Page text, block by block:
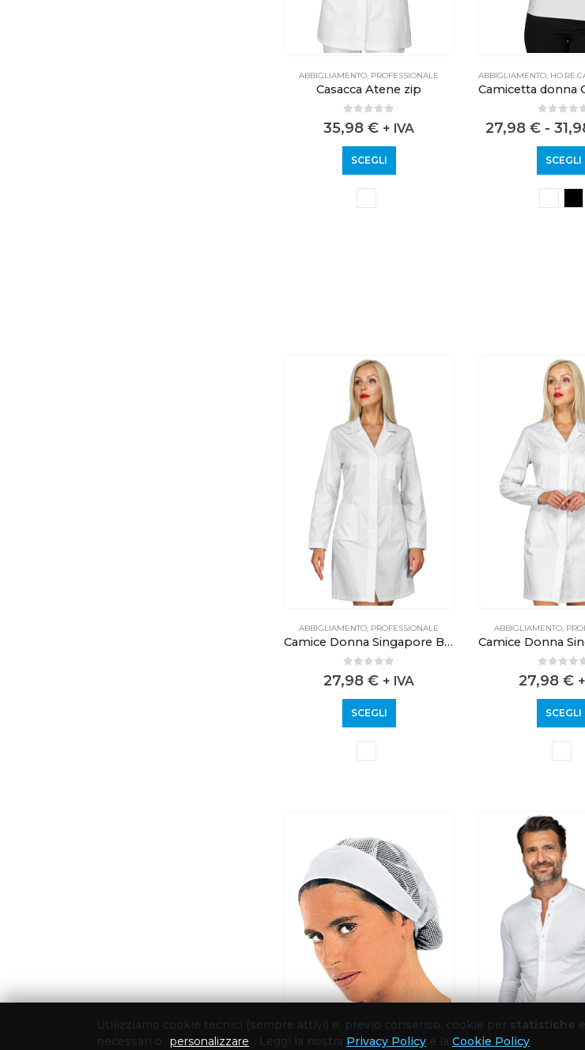
ABBIGLIAMENTO PROFESSIONALE
Casacca Atene zip
0out of 5
35,98€ + IVA
SCEGLI
ABBIGLIAMENTO,
0 out
27,98€ -
SCEGLI
ABBIGLIAMENTO PROFESSIONALE
Camice Donna Singapore Bianco Senza elastico ai polsi
0out of 5
27,98€ + IVA
SCEGLI
ABBIGLIAMENTO,
0out
27,98 €
SCEGLI
Utilizziamo cookie tecnici (sempre attivi) e, previo consenso, cookie per statistiche e
necessari o
personalizzare . Leggi la nostra Privacy Policy e la Cookie Policy.